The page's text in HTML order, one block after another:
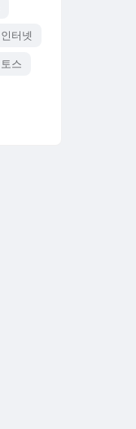
인터넷
토스